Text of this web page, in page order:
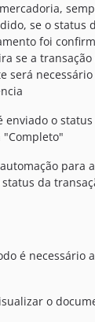
se o status
foi
se a
será
enviado o
"Completo"
para
da
é necessário
o